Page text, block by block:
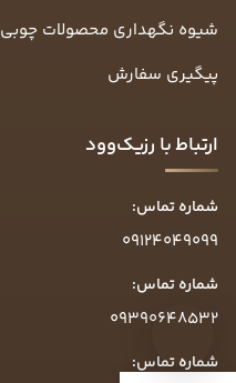
شیوه نگهداری محصولات چوبی
پیگیری سفارش
ارتباط با رزیک‌وود
شماره تماس:
09124049099
شماره تماس:
09390648532
شماره تماس: